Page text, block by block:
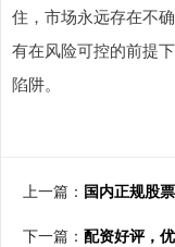
住，市场永远存在不
有在风险可控的前提
陷阱。
上一篇： 国内正规股
下一篇： 配资好评，